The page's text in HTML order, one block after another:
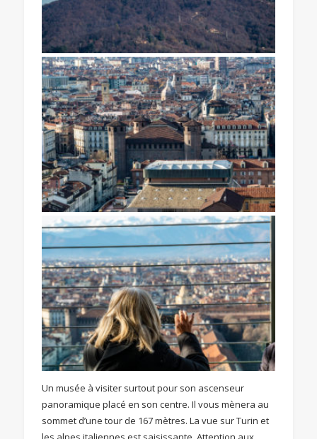
Un musée à visiter surtout pour son ascenseur
panoramique placé en son centre. Il vous mènera au
sommet d’une tour de 167 mètres. La vue sur Turin et